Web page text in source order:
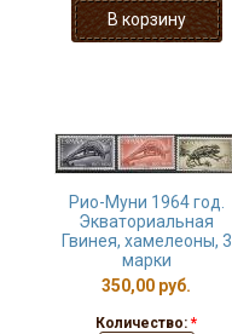
Рио-Муни 1964 год.
Экваториальная
Гвинея, хамелеоны, 3
марки
350,00 руб.
Количество: *